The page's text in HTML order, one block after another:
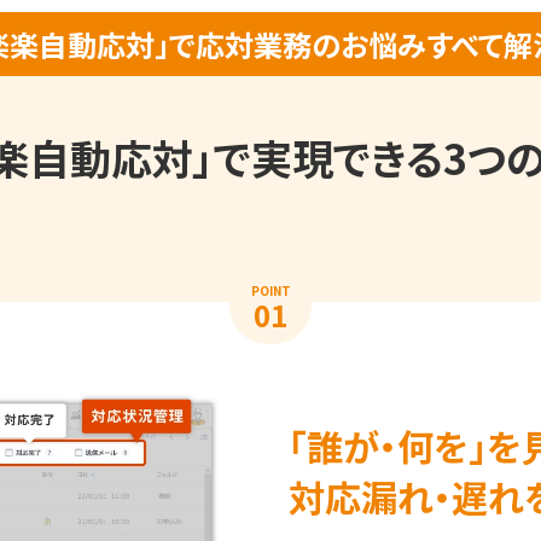
自動応対」で実現できる3つ
楽自動応対」で応対業務のお悩みすべて解
POINT
01
「誰が・何を」
対応漏れ・遅